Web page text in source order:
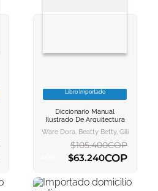
VER INFORMACION
AGREGAR AL
Libro Importado
Diccionario Manual
Ilustrado De Arquitectura
Ware Dora, Beatty Betty, Gili Moros
$105.400COP
$63.240COP
AGREGAR AL CARRITO